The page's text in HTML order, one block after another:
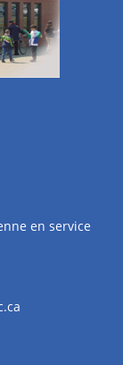
en service